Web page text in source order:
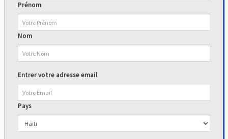
Prénom
Nom
Entrer votre adresse email
Pays